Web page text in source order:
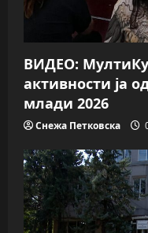
ВИДЕО:
активности ја
млади 2026
Снежа Петковска